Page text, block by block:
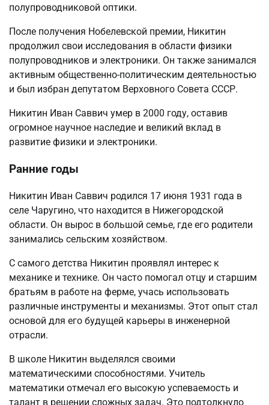
полупроводниковой оптики.
После получения Нобелевской премии, Никитин
продолжил свои исследования в области физики
полупроводников и электроники. Он также занимался
активным общественно-политическим деятельностью
и был избран депутатом Верховного Совета СССР.
Никитин Иван Саввич умер в 2000 году, оставив
огромное научное наследие и великий вклад в
развитие физики и электроники.
Ранние годы
Никитин Иван Саввич родился 17 июня 1931 года в
селе Чаругино, что находится в Нижегородской
области. Он вырос в большой семье, где его родители
занимались сельским хозяйством.
С самого детства Никитин проявлял интерес к
механике и технике. Он часто помогал отцу и старшим
братьям в работе на ферме, учась использовать
различные инструменты и механизмы. Этот опыт стал
основой для его будущей карьеры в инженерной
отрасли.
В школе Никитин выделялся своими
математическими способностями. Учитель
математики отмечал его высокую успеваемость и
талант в решении сложных задач. Это подтолкнуло